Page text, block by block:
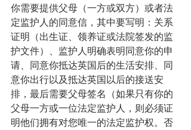
你需要提供父母（一方或双方）或者法
定监护人的同意信，其中要写明：关系
证明（出生证、领养证或法院签发的监
护文件）、监护人明确表明同意你的申
请、同意你抵达英国后的生活安排、同
意你出行以及抵达英国以后的接送安
排，最后需要父母签名（如果只有你的
父母一方或一位法定监护人，则必须证
明他们拥有对您唯一的法定监护权。否